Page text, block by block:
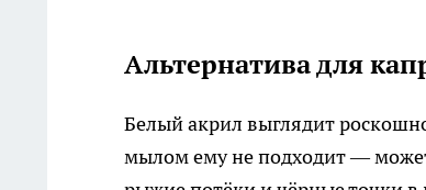
Альтернатива для
Белый акрил выглядит
мылом ему не подходит —